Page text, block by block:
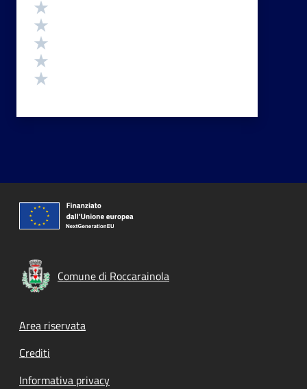
Comune di Roccarainola
Footer menu
Area riservata
Crediti
Informativa privacy